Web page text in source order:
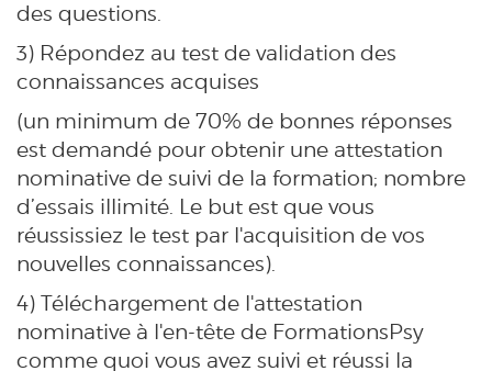
des questions.
3) Répondez au test de validation des
connaissances acquises
(un minimum de 70% de bonnes réponses
est demandé pour obtenir une attestation
nominative de suivi de la formation; nombre
d’essais illimité. Le but est que vous
réussissiez le test par l'acquisition de vos
nouvelles connaissances).
4) Téléchargement de l'attestation
nominative à l'en-tête de FormationsPsy
comme quoi vous avez suivi et réussi la